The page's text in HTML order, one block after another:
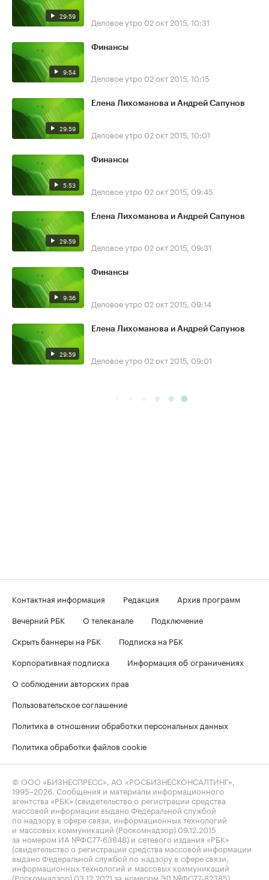
29:59 Деловое утро 02 окт 2015, 10:31
9:54
Финансы
Деловое утро 02 окт 2015, 10:15
29:59
Елена Лихоманова и Андрей Сапунов
Деловое утро 02 окт 2015, 10:01
5:53
Финансы
Деловое утро 02 окт 2015, 09:45
29:59
Елена Лихоманова и Андрей Сапунов
Деловое утро 02 окт 2015, 09:31
9:36
Финансы
Деловое утро 02 окт 2015, 09:14
29:59
Елена Лихоманова и Андрей Сапунов
Деловое утро 02 окт 2015, 09:01
Контактная информация Редакция
Архив программ
Вечерний РБК
О телеканале
Подключение
Скрыть баннеры на РБК
Подписка на РБК
Корпоративная подписка
Информация об ограничениях
О соблюдении авторских прав
Пользовательское соглашение
Политика в отношении обработки персональных данных
Политика обработки файлов cookie
© ООО «БИЗНЕСПРЕСС», АО «РОСБИЗНЕСКОНСАЛТИНГ»,
1995–2026 . Сообщения и материалы информационного
агентства «РБК» (свидетельство о регистрации средства
массовой информации выдано Федеральной службой
по надзору в сфере связи, информационных технологий
и массовых коммуникаций (Роскомнадзор) 09.12.2015
за номером ИА №ФС77-63848) и сетевого издания «РБК»
(свидетельство о регистрации средства массовой информации
выдано Федеральной службой по надзору в сфере связи,
информационных технологий и массовых коммуникаций
(Роскомнадзор) 03.12.2021 за номером ЭЛ №ФС77-82385)